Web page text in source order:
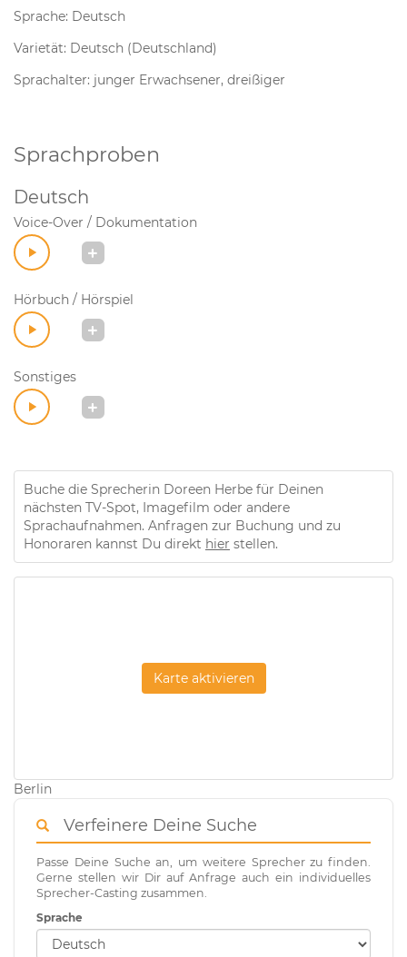
Sprache: Deutsch
Varietät: Deutsch (Deutschland)
Sprachalter: junger Erwachsener, dreißiger
Sprachproben
Deutsch
Voice-Over / Dokumentation
Hörbuch / Hörspiel
Sonstiges
Buche die Sprecherin Doreen Herbe für Deinen
nächsten TV-Spot, Imagefilm oder andere
Sprachaufnahmen. Anfragen zur Buchung und zu
Honoraren kannst Du direkt hier stellen.
Karte aktivieren
Berlin
Verfeinere Deine Suche
Passe Deine Suche an, um weitere Sprecher zu finden.
Gerne stellen wir Dir auf Anfrage auch ein individuelles
Sprecher-Casting zusammen.
Sprache